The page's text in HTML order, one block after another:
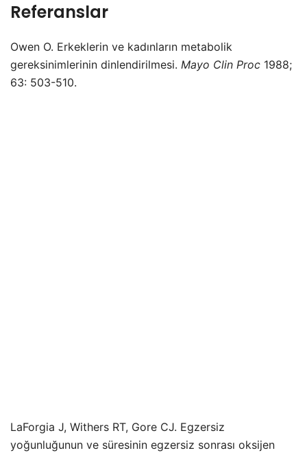
Referanslar
Owen O. Erkeklerin ve kadınların metabolik
gereksinimlerinin dinlendirilmesi. Mayo Clin Proc 1988;
63: 503-510.
LaForgia J, Withers RT, Gore CJ. Egzersiz
yoğunluğunun ve süresinin egzersiz sonrası oksijen